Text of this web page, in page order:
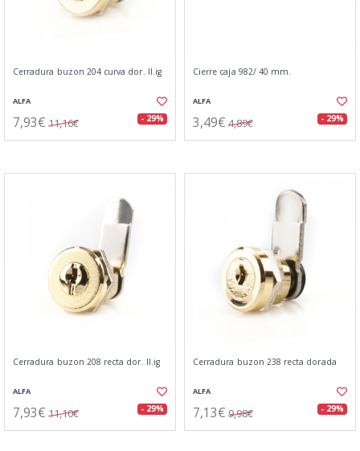
Cerradura buzon 204 curva dor. ll.ig
ALFA
7,93€ 11,16€ - 29%
Cierre caja 982/ 40 mm.
ALFA
3,49€ 4,89€ - 29%
Cerradura buzon 208 recta dor. ll.ig
ALFA
7,93€ 11,10€ - 29%
Cerradura buzon 238 recta dorada
ALFA
7,13€ 9,98€ - 29%